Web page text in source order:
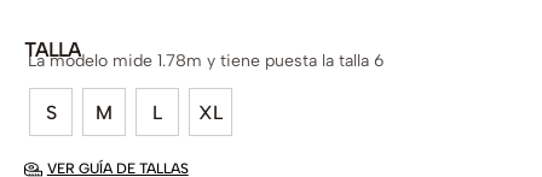
TALLA
S M L XL
La modelo mide 1.78m y tiene puesta la talla 6
VER GUÍA DE TALLAS